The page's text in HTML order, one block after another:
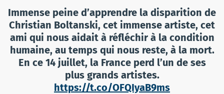
Immense peine d’apprendre la disparition de
Christian Boltanski, cet immense artiste, cet
ami qui nous aidait à réfléchir à la condition
humaine, au temps qui nous reste, à la mort.
En ce 14 juillet, la France perd l’un de ses
plus grands artistes.
https://t.co/OFQIyaB9ms